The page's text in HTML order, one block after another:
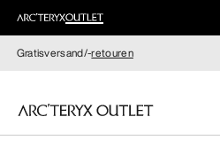
Gratisversand/-retouren